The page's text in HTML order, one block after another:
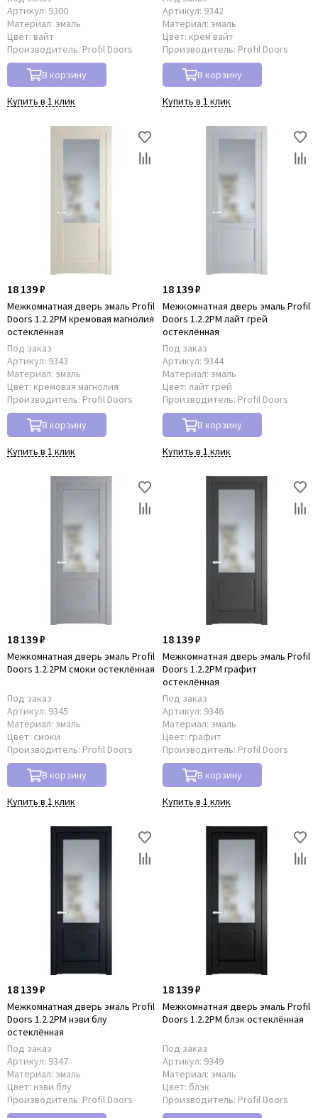
Артикул: 9300
Материал: эмаль
Цвет: вайт
Производитель: Profil Doors
В корзину
Купить в 1 клик
Артикул: 9342
Материал: эмаль
Цвет: крем вайт
Производитель: Profil Doors
В корзину
Купить в 1 клик
18 139 ₽
Межкомнатная дверь эмаль Profil
Doors 1.2.2PM кремовая магнолия
остеклённая
Под заказ
Артикул: 9343
Материал: эмаль
Цвет: кремовая магнолия
Производитель: Profil Doors
В корзину
Купить в 1 клик
18 139 ₽
Межкомнатная дверь эмаль Profil
Doors 1.2.2PM лайт грей
остеклённая
Под заказ
Артикул: 9344
Материал: эмаль
Цвет: лайт грей
Производитель: Profil Doors
В корзину
Купить в 1 клик
18 139 ₽
Межкомнатная дверь эмаль Profil
Doors 1.2.2PM смоки остеклённая
Под заказ
Артикул: 9345
Материал: эмаль
Цвет: смоки
Производитель: Profil Doors
В корзину
Купить в 1 клик
18 139 ₽
Межкомнатная дверь эмаль Profil
Doors 1.2.2PM графит
остеклённая
Под заказ
Артикул: 9346
Материал: эмаль
Цвет: графит
Производитель: Profil Doors
В корзину
Купить в 1 клик
18 139 ₽
Межкомнатная дверь эмаль Profil
Doors 1.2.2PM нэви блу
остеклённая
Под заказ
Артикул: 9347
Материал: эмаль
Цвет: нэви блу
Производитель: Profil Doors
18 139 ₽
Межкомнатная дверь эмаль Profil
Doors 1.2.2PM блэк остеклённая
Под заказ
Артикул: 9349
Материал: эмаль
Цвет: блэк
Производитель: Profil Doors